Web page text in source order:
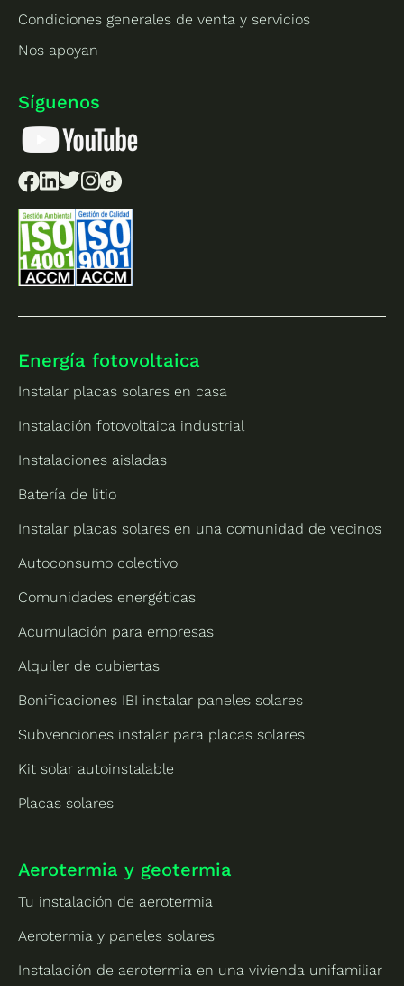
Condiciones generales de venta y servicios
Nos apoyan
Síguenos
Energía fotovoltaica
Instalar placas solares en casa
Instalación fotovoltaica industrial
Instalaciones aisladas
Batería de litio
Instalar placas solares en una comunidad de vecinos
Autoconsumo colectivo
Comunidades energéticas
Acumulación para empresas
Alquiler de cubiertas
Bonificaciones IBI instalar paneles solares
Subvenciones instalar para placas solares
Kit solar autoinstalable
Placas solares
Aerotermia y geotermia
Tu instalación de aerotermia
Aerotermia y paneles solares
Instalación de aerotermia en una vivienda unifamiliar